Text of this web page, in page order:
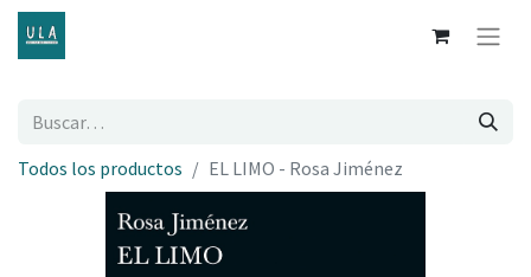
Todos los productos EL LIMO - Rosa Jiménez